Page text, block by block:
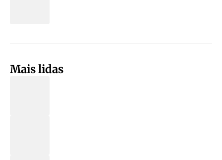
Mais lidas